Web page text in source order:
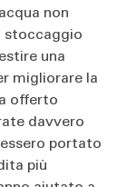
non
stoccaggio
una
migliorare la
offerto
davvero
portato
più